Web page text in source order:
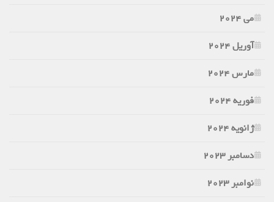
می 2024
آوریل 2024
مارس 2024
فوریه 2024
ژانویه 2024
دسامبر 2023
نوامبر 2023